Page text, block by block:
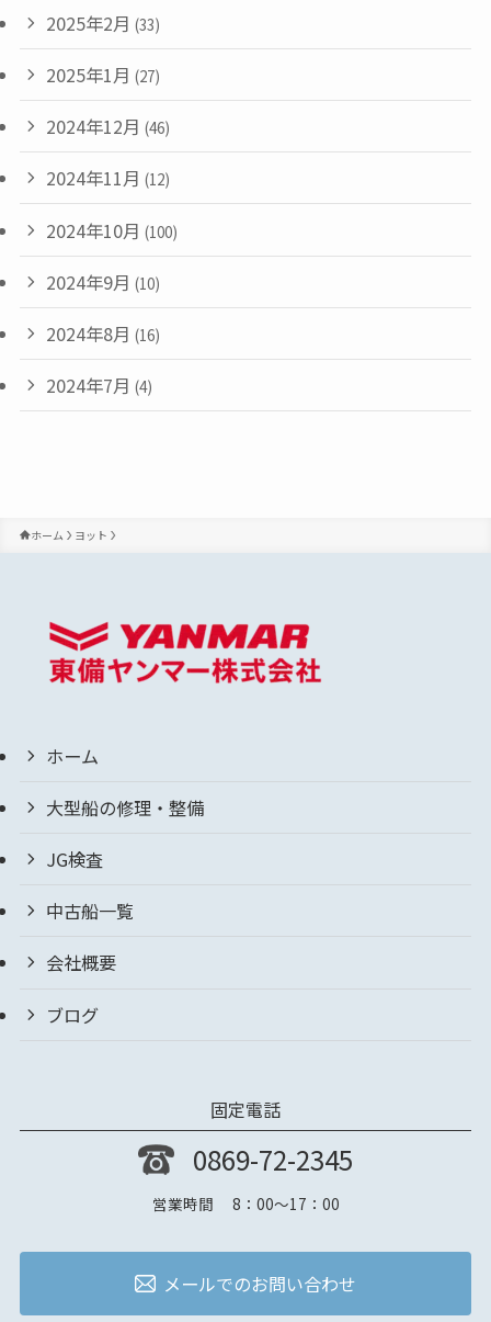
2025年2月 (33)
2025年1月 (27)
2024年12月 (46)
2024年11月 (12)
2024年10月 (100)
2024年9月 (10)
2024年8月 (16)
2024年7月 (4)
ホーム ヨット
ホーム
大型船の修理・整備
JG検査
中古船一覧
会社概要
ブログ
固定電話
0869-72-2345
営業時間 8：00～17：00
メールでのお問い合わせ